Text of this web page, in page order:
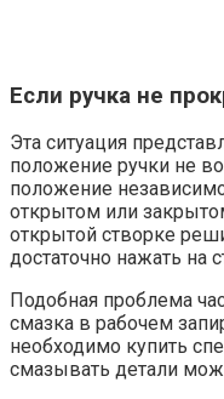
Если ручка не
Эта ситуация
положение ручки не
положение независимо
открытом или
открытой створке
достаточно нажать на
Подобная проблема
смазка в рабочем
необходимо купить
смазывать детали